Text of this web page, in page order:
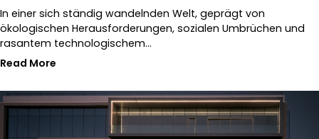
In einer sich ständig wandelnden Welt, geprägt von
ökologischen Herausforderungen, sozialen Umbrüchen und
rasantem technologischem…
Read More